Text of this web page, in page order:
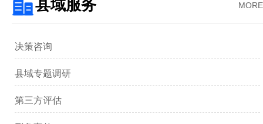
MORE
县域服务
决策咨询
县域专题调研
第三方评估